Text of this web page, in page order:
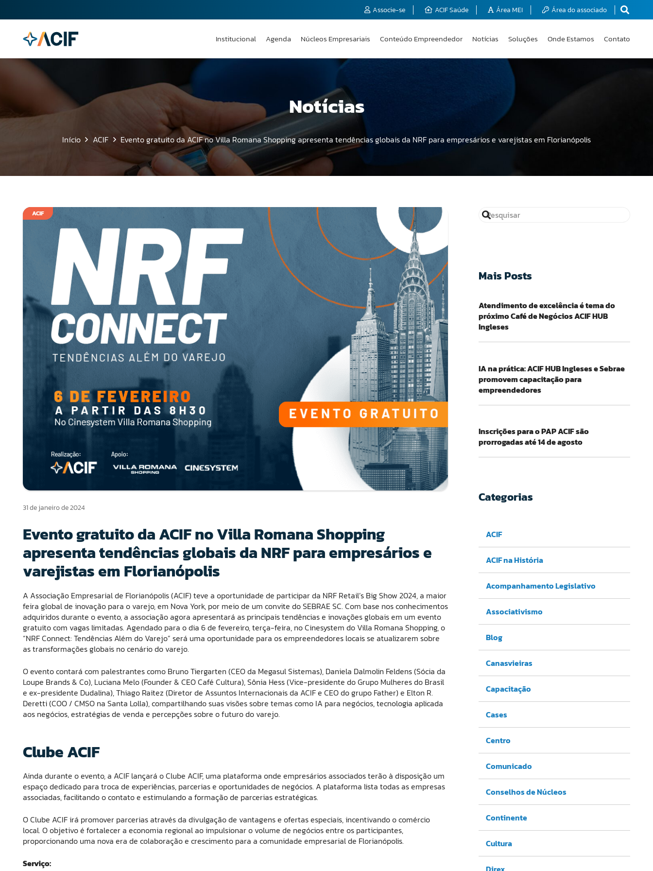
Associe-se ACIF Saúde Área MEI Área do associado
Institucional Agenda Núcleos Empresariais Conteúdo Empreendedor Notícias Soluções Onde Estamos Contato
Notícias
Início ACIF Evento gratuito da ACIF no Villa Romana Shopping apresenta tendências globais da NRF para empresários e varejistas em Florianópolis
ACIF
31 de janeiro de 2024
Evento gratuito da ACIF no Villa Romana Shopping
apresenta tendências globais da NRF para empresários e
varejistas em Florianópolis
A Associação Empresarial de Florianópolis (ACIF) teve a oportunidade de participar da NRF Retail’s Big Show 2024, a maior
feira global de inovação para o varejo, em Nova York, por meio de um convite do SEBRAE SC. Com base nos conhecimentos
adquiridos durante o evento, a associação agora apresentará as principais tendências e inovações globais em um evento
gratuito com vagas limitadas. Agendado para o dia 6 de fevereiro, terça-feira, no Cinesystem do Villa Romana Shopping, o
“NRF Connect: Tendências Além do Varejo” será uma oportunidade para os empreendedores locais se atualizarem sobre
as transformações globais no cenário do varejo.
O evento contará com palestrantes como Bruno Tiergarten (CEO da Megasul Sistemas), Daniela Dalmolin Feldens (Sócia da
Loupe Brands & Co), Luciana Melo (Founder & CEO Café Cultura), Sônia Hess (Vice-presidente do Grupo Mulheres do Brasil
e ex-presidente Dudalina), Thiago Raitez (Diretor de Assuntos Internacionais da ACIF e CEO do grupo Father) e Elton R.
Deretti (COO / CMSO na Santa Lolla), compartilhando suas visões sobre temas como IA para negócios, tecnologia aplicada
aos negócios, estratégias de venda e percepções sobre o futuro do varejo.
Clube ACIF
Ainda durante o evento, a ACIF lançará o Clube ACIF, uma plataforma onde empresários associados terão à disposição um
espaço dedicado para troca de experiências, parcerias e oportunidades de negócios. A plataforma lista todas as empresas
associadas, facilitando o contato e estimulando a formação de parcerias estratégicas.
O Clube ACIF irá promover parcerias através da divulgação de vantagens e ofertas especiais, incentivando o comércio
local. O objetivo é fortalecer a economia regional ao impulsionar o volume de negócios entre os participantes,
proporcionando uma nova era de colaboração e crescimento para a comunidade empresarial de Florianópolis.
Serviço:
Mais Posts
Atendimento de excelência é tema do
próximo Café de Negócios ACIF HUB
Ingleses
IA na prática: ACIF HUB Ingleses e Sebrae
promovem capacitação para
empreendedores
Inscrições para o PAP ACIF são
prorrogadas até 14 de agosto
Categorias
ACIF
ACIF na História
Acompanhamento Legislativo
Associativismo
Blog
Canasvieiras
Capacitação
Cases
Centro
Comunicado
Conselhos de Núcleos
Continente
Cultura